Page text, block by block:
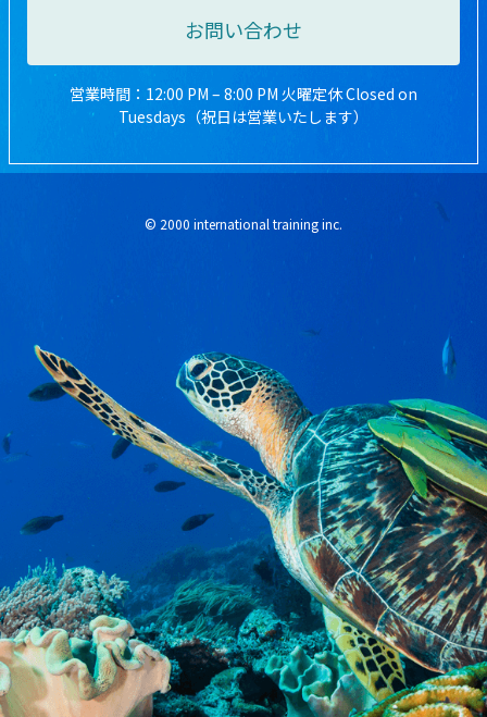
お問い合わせ
営業時間：12:00 PM – 8:00 PM 火曜定休 Closed on
Tuesdays（祝日は営業いたします）
© 2000 international training inc.